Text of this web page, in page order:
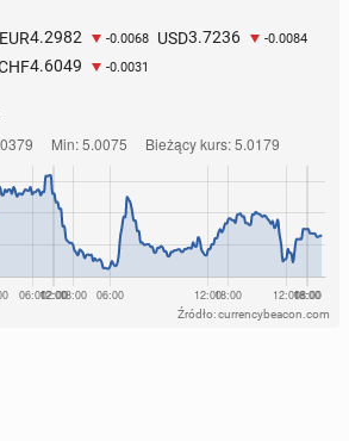
EUR4.2982 -0.0068 USD3.7236 -0.0084
4.6049 -0.0031
Źródło: currencybeacon.com